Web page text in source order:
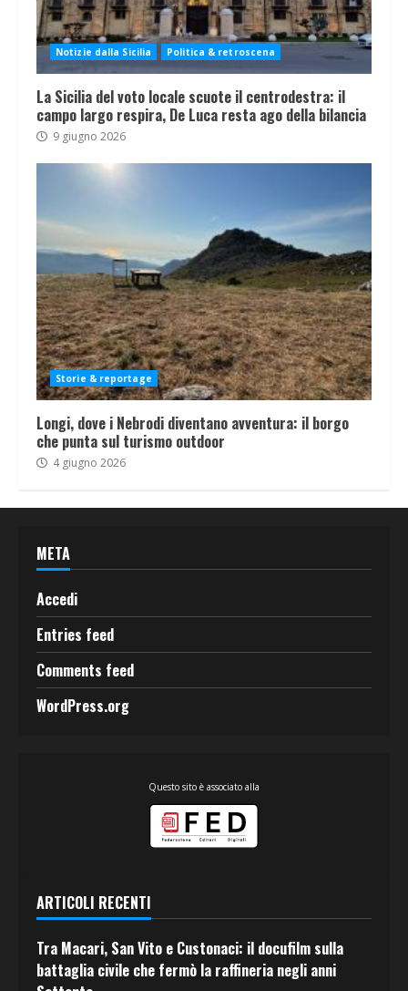
Notizie dalla Sicilia Politica & retroscena
La Sicilia del voto locale scuote il centrodestra: il
campo largo respira, De Luca resta ago della bilancia
9 giugno 2026
Storie & reportage
Longi, dove i Nebrodi diventano avventura: il borgo
che punta sul turismo outdoor
4 giugno 2026
META
Accedi
Entries feed
Comments feed
WordPress.org
Questo sito è associato alla
ARTICOLI RECENTI
Tra Macari, San Vito e Custonaci: il docufilm sulla
battaglia civile che fermò la raffineria negli anni